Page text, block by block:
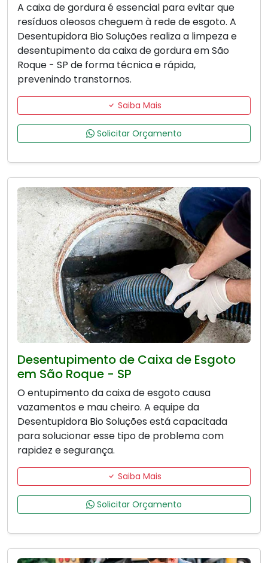
A caixa de gordura é essencial para evitar que
resíduos oleosos cheguem à rede de esgoto. A
Desentupidora Bio Soluções realiza a limpeza e
desentupimento da caixa de gordura em São
Roque - SP de forma técnica e rápida,
prevenindo transtornos.
Saiba Mais
Solicitar Orçamento
Desentupimento de Caixa de Esgoto
em São Roque - SP
O entupimento da caixa de esgoto causa
vazamentos e mau cheiro. A equipe da
Desentupidora Bio Soluções está capacitada
para solucionar esse tipo de problema com
rapidez e segurança.
Saiba Mais
Solicitar Orçamento